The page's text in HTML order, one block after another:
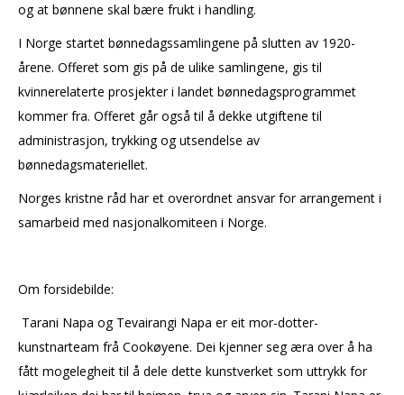
og at bønnene skal bære frukt i handling.
I Norge startet bønnedagssamlingene på slutten av 1920-
årene. Offeret som gis på de ulike samlingene, gis til
kvinnerelaterte prosjekter i landet bønnedagsprogrammet
kommer fra. Offeret går også til å dekke utgiftene til
administrasjon, trykking og utsendelse av
bønnedagsmateriellet.
Norges kristne råd har et overordnet ansvar for arrangement i
samarbeid med nasjonalkomiteen i Norge.
Om forsidebilde:
Tarani Napa og Tevairangi Napa er eit mor-dotter-
kunstnarteam frå Cookøyene. Dei kjenner seg æra over å ha
fått mogelegheit til å dele dette kunstverket som uttrykk for